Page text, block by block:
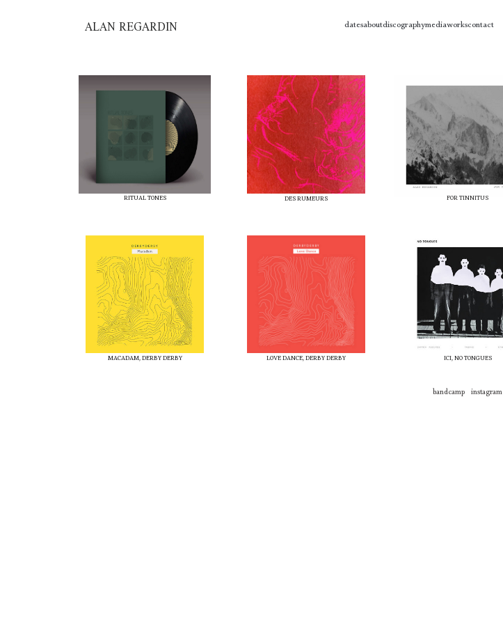
ALAN REGARDIN datesaboutdiscographymediaworkscontact
RITUAL TONES DES RUMEURS FOR TINNITUS
MACADAM, DERBY DERBY LOVE DANCE, DERBY DERBY ICI, NO TONGUES
bandcamp instagram